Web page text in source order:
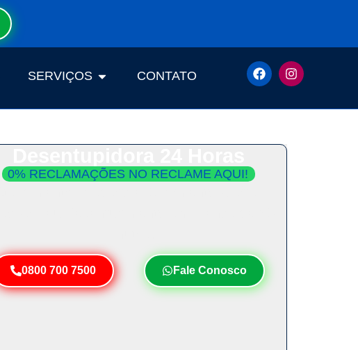
SERVIÇOS CONTATO
0% RECLAMAÇÕES NO RECLAME AQUI!
0800 700 7500 Fale Conosco